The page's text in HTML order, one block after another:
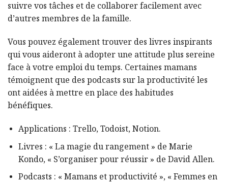
suivre vos tâches et de collaborer facilement avec
d’autres membres de la famille.
Vous pouvez également trouver des livres inspirants
qui vous aideront à adopter une attitude plus sereine
face à votre emploi du temps. Certaines mamans
témoignent que des podcasts sur la productivité les
ont aidées à mettre en place des habitudes
bénéfiques.
Applications : Trello, Todoist, Notion.
Livres : « La magie du rangement » de Marie
Kondo, « S’organiser pour réussir » de David Allen.
Podcasts : « Mamans et productivité », « Femmes en